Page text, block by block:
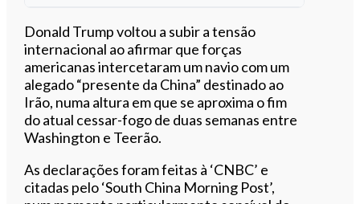
Ouvir este artigo
Donald Trump voltou a subir a tensão
internacional ao afirmar que forças
americanas intercetaram um navio com um
alegado “presente da China” destinado ao
Irão, numa altura em que se aproxima o fim
do atual cessar-fogo de duas semanas entre
Washington e Teerão.
As declarações foram feitas à ‘CNBC’ e
citadas pelo ‘South China Morning Post’,